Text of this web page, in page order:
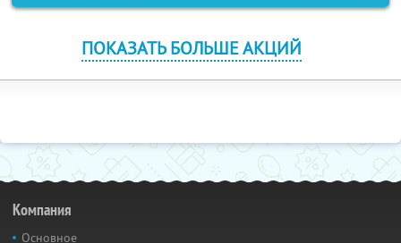
ПОКАЗАТЬ БОЛЬШЕ АКЦИЙ
Компания
Основное